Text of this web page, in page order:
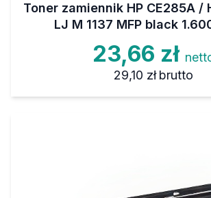
Toner zamiennik HP CE285A /
LJ M 1137 MFP black
23,66 zł
29,10 zł brutto